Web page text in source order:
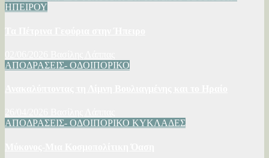
ΗΠΕΙΡΟΥ
ΑΠΟΔΡΑΣΕΙΣ- ΟΔΟΙΠΟΡΙΚΟ
ΑΠΟΔΡΑΣΕΙΣ- ΟΔΟΙΠΟΡΙΚΟ ΚΥΚΛΑΔΕΣ